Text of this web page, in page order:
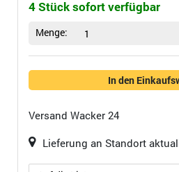
4 Stück sofort verfügbar
Menge: 1
In den
Versand Wacker 24
Lieferung an Standort